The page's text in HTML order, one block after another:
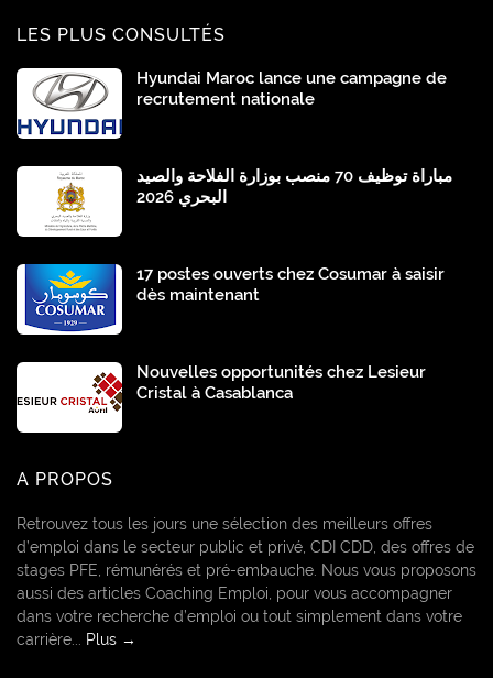
LES PLUS CONSULTÉS
Hyundai Maroc lance une campagne de
recrutement nationale
مباراة توظيف 70 منصب بوزارة الفلاحة والصيد
البحري 2026
17 postes ouverts chez Cosumar à saisir
dès maintenant
Nouvelles opportunités chez Lesieur
Cristal à Casablanca
A PROPOS
Retrouvez tous les jours une sélection des meilleurs offres
d’emploi dans le secteur public et privé, CDI CDD, des offres de
stages PFE, rémunérés et pré-embauche. Nous vous proposons
aussi des articles Coaching Emploi, pour vous accompagner
dans votre recherche d’emploi ou tout simplement dans votre
carrière...
Plus →